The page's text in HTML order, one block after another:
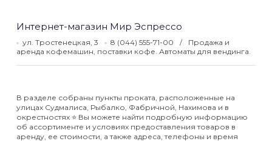
Интернет-магазин Мир Эспрессо
ул. Тростенецкая, 3 8 (044) 555-71-00
Продажа и
аренда кофемашин, поставки кофе. Автоматы для вендинга.
В разделе собраны пункты проката, расположенные на
улицах Судмалиса, Рыбалко, Фабричной, Нахимова и в
окрестностях ⭐️ Вы можете найти подробную информацию
об ассортименте и условиях предоставления товаров в
аренду, ее стоимости, а также адреса, телефоны и время